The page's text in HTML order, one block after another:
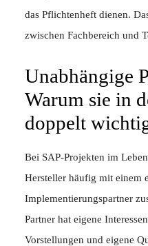
das Pflichtenheft dienen.
zwischen Fachbereich und
Unabhängige
Warum sie in
doppelt
Bei SAP-Projekten im
Hersteller häufig mit einem
Implementierungspartner
Partner hat eigene
Vorstellungen und eigene